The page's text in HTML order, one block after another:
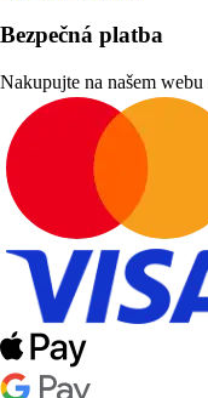
Bezpečná platba
Nakupujte na našem webu